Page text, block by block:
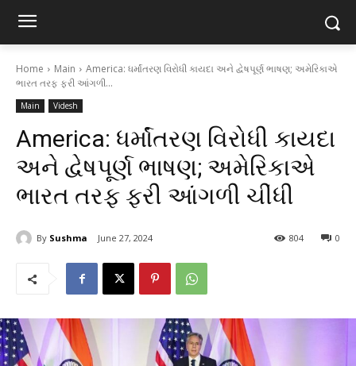
Home Main
America: ધર્માંતરણ વિરોધી કાયદા અને દ્વેષપૂર્ણ ભાષણ; અમેરિકાએ
ભારત તરફ ફરી આંગળી...
Main Videsh
America: ધર્માંતરણ વિરોધી કાયદા
અને દ્વેષપૂર્ણ ભાષણ; અમેરિકાએ
ભારત તરફ ફરી આંગળી ચીંધી
By Sushma June 27, 2024 0
804